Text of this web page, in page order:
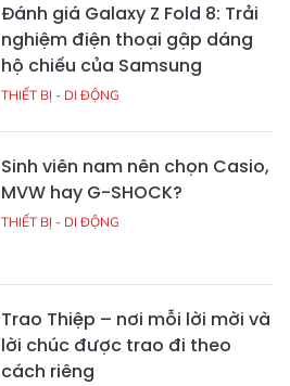
Đánh giá Galaxy Z Fold 8: Trải
nghiệm điện thoại gập dáng
hộ chiếu của Samsung
THIẾT BỊ - DI ĐỘNG
Sinh viên nam nên chọn Casio,
MVW hay G-SHOCK?
THIẾT BỊ - DI ĐỘNG
Trao Thiệp – nơi mỗi lời mời và
lời chúc được trao đi theo
cách riêng